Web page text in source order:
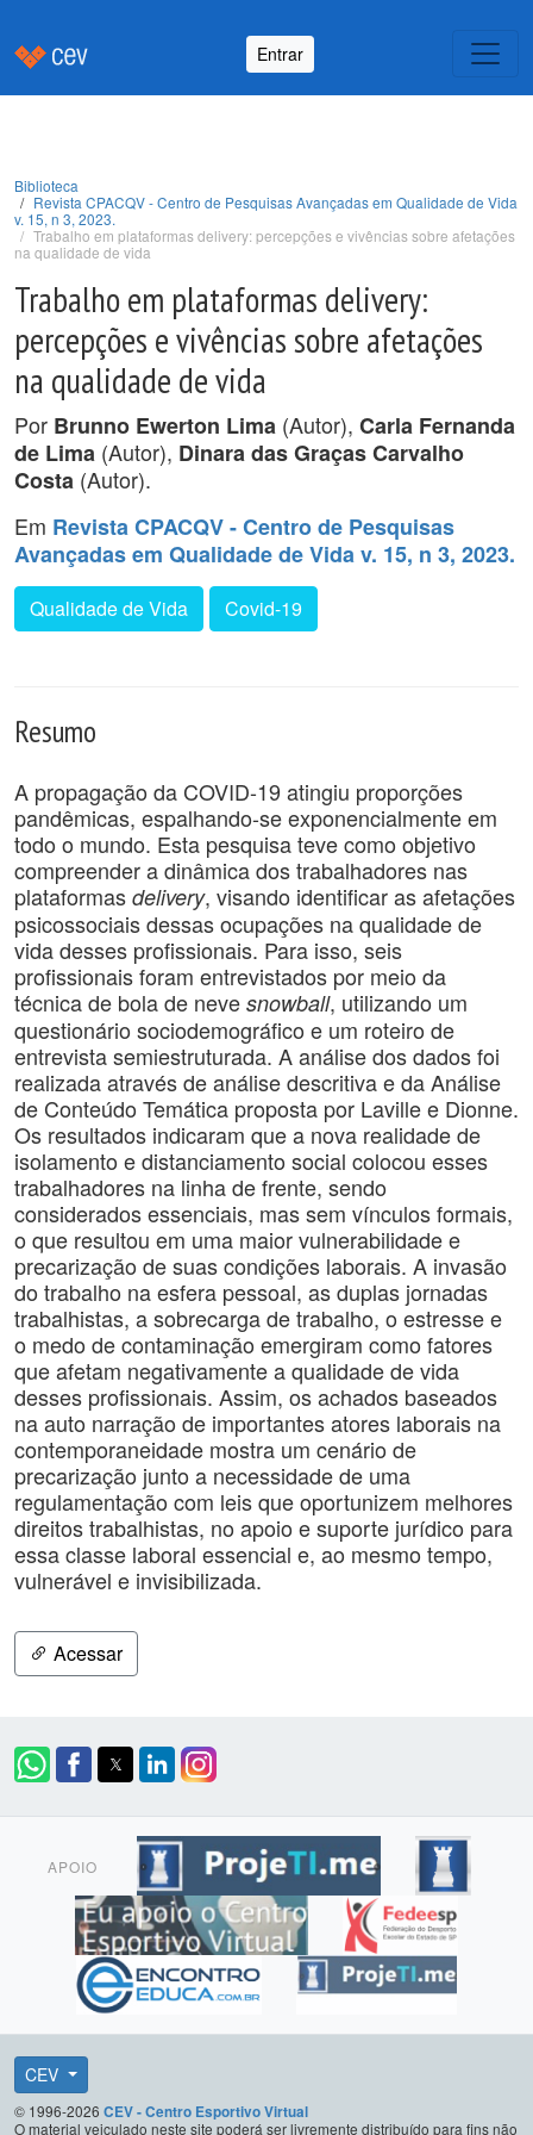
Entrar
Biblioteca
Revista CPACQV - Centro de Pesquisas Avançadas em Qualidade de Vida
v. 15, n 3, 2023.
Trabalho em plataformas delivery: percepções e vivências sobre afetações
na qualidade de vida
Trabalho em plataformas delivery:
percepções e vivências sobre afetações
na qualidade de vida
Por Brunno Ewerton Lima (Autor), Carla Fernanda
de Lima (Autor), Dinara das Graças Carvalho
Costa (Autor).
Em Revista CPACQV - Centro de Pesquisas
Avançadas em Qualidade de Vida v. 15, n 3, 2023.
Qualidade de Vida Covid-19
Resumo
A propagação da COVID-19 atingiu proporções
pandêmicas, espalhando-se exponencialmente em
todo o mundo. Esta pesquisa teve como objetivo
compreender a dinâmica dos trabalhadores nas
plataformas delivery, visando identificar as afetações
psicossociais dessas ocupações na qualidade de
vida desses profissionais. Para isso, seis
profissionais foram entrevistados por meio da
técnica de bola de neve snowball, utilizando um
questionário sociodemográfico e um roteiro de
entrevista semiestruturada. A análise dos dados foi
realizada através de análise descritiva e da Análise
de Conteúdo Temática proposta por Laville e Dionne.
Os resultados indicaram que a nova realidade de
isolamento e distanciamento social colocou esses
trabalhadores na linha de frente, sendo
considerados essenciais, mas sem vínculos formais,
o que resultou em uma maior vulnerabilidade e
precarização de suas condições laborais. A invasão
do trabalho na esfera pessoal, as duplas jornadas
trabalhistas, a sobrecarga de trabalho, o estresse e
o medo de contaminação emergiram como fatores
que afetam negativamente a qualidade de vida
desses profissionais. Assim, os achados baseados
na auto narração de importantes atores laborais na
contemporaneidade mostra um cenário de
precarização junto a necessidade de uma
regulamentação com leis que oportunizem melhores
direitos trabalhistas, no apoio e suporte jurídico para
essa classe laboral essencial e, ao mesmo tempo,
vulnerável e invisibilizada.
Acessar
APOIO
CEV
© 1996-2026 CEV - Centro Esportivo Virtual
O material veiculado neste site poderá ser livremente distribuído para fins não